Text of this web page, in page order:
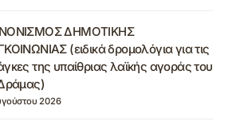
ΔΗΜΟΤΙΚΗΣ
(ειδικά δρομολόγια για τις
της υπαίθριας λαϊκής αγοράς του
2026